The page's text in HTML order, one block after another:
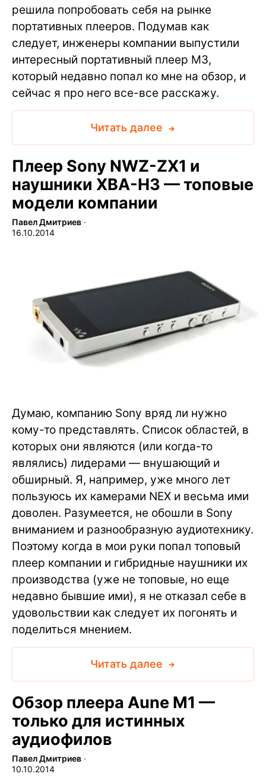
решила попробовать себя на рынке
портативных плееров. Подумав как
следует, инженеры компании выпустили
интересный портативный плеер M3,
который недавно попал ко мне на обзор, и
сейчас я про него все-все расскажу.
Читать далее
Плеер Sony NWZ-ZX1 и
наушники XBA-H3 — топовые
модели компании
Павел Дмитриев ∙
16.10.2014
Думаю, компанию Sony вряд ли нужно
кому-то представлять. Список областей, в
которых они являются (или когда-то
являлись) лидерами — внушающий и
обширный. Я, например, уже много лет
пользуюсь их камерами NEX и весьма ими
доволен. Разумеется, не обошли в Sony
вниманием и разнообразную аудиотехнику.
Поэтому когда в мои руки попал топовый
плеер компании и гибридные наушники их
производства (уже не топовые, но еще
недавно бывшие ими), я не отказал себе в
удовольствии как следует их погонять и
поделиться мнением.
Читать далее
Обзор плеера Aune M1 —
только для истинных
аудиофилов
Павел Дмитриев ∙
10.10.2014